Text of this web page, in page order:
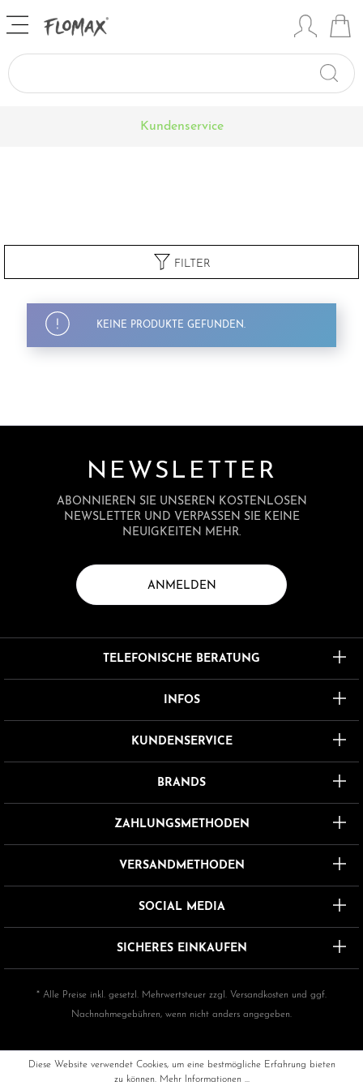
Kundenservice
FILTER
KEINE PRODUKTE GEFUNDEN.
NEWSLETTER
ABONNIEREN SIE UNSEREN KOSTENLOSEN
NEWSLETTER UND VERPASSEN SIE KEINE
NEUIGKEITEN MEHR.
ANMELDEN
TELEFONISCHE BERATUNG
INFOS
KUNDENSERVICE
BRANDS
ZAHLUNGSMETHODEN
VERSANDMETHODEN
SOCIAL MEDIA
SICHERES EINKAUFEN
* Alle Preise inkl. gesetzl. Mehrwertsteuer zzgl. Versandkosten und ggf.
Nachnahmegebühren, wenn nicht anders angegeben.
Diese Website verwendet Cookies, um eine bestmögliche Erfahrung bieten
zu können. Mehr Informationen ...